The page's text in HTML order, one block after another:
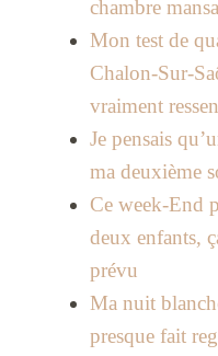
chambre
Mon test de
Chalon-Sur-
vraiment
Je pensais
ma deuxième
Ce week-End
deux enfants,
prévu
Ma nuit
presque fait